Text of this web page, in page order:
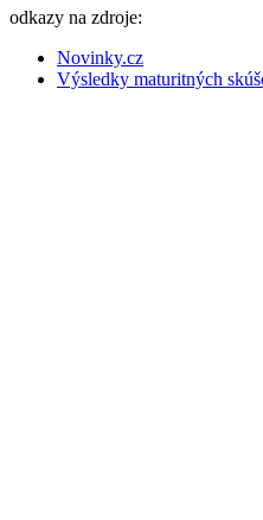
odkazy na zdroje:
Novinky.cz
Výsledky maturitných